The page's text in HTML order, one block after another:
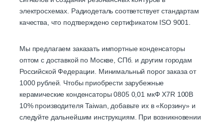
электросхемах. Радиодеталь соответствует стандартам
качества, что подтверждено сертификатом ISO 9001.
Мы предлагаем заказать импортные конденсаторы
оптом с доставкой по Москве, СПб. и другим городам
Российской Федерации. Минимальный порог заказа от
1000 рублей. Чтобы приобрести зарубежные
керамические конденсаторы 0805 0,01 мкФ X7R 100В
10% производителя Taiwan, добавьте их в «Корзину» и
следуйте дальнейшим инструкциям. При возникновении